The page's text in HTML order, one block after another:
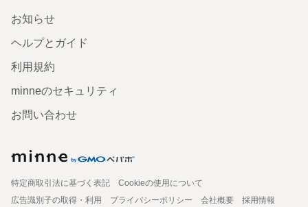
お知らせ
ヘルプとガイド
利用規約
minneのセキュリティ
お問い合わせ
特定商取引法に基づく表記
Cookieの使用について
広告識別子の取得・利用
プライバシーポリシー 会社概要
採用情報